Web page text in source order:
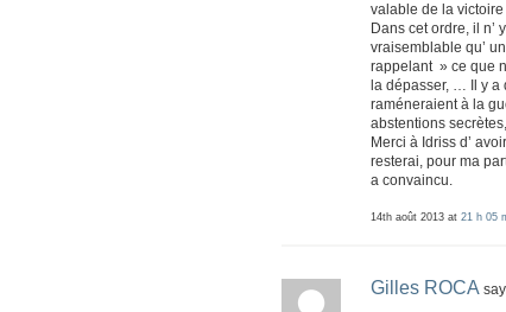
valable de la
Dans cet ordre, il n’
vraisemblable qu’
rappelant » ce que
la dépasser, … Il y a
raméneraient à la
abstentions
Merci à Idriss d’
resterai, pour ma
a convaincu.
14th août 2013 at 21 h 05
Gilles ROCA